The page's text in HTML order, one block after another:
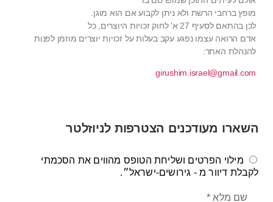
מופץ ברחבי הרשת ולא ניתן לקבוע אם הוא מוגן.
לכן בהתאם לסעיף 27 א' לחוק זכויות היוצרים, כל
אדם הרואה עצמו נפגע עקב בעלות על זכויות יוצרים מוזמן לפנות
להנהלת האתר:
girushim.israel@gmail.com
השארו מעודכנים הצטרפות לניוזלטר
מילוי הפרטים ושליחת הטופס מהווים את הסכמתי
לקבלת דיוור מ - גירושים-ישראל״.